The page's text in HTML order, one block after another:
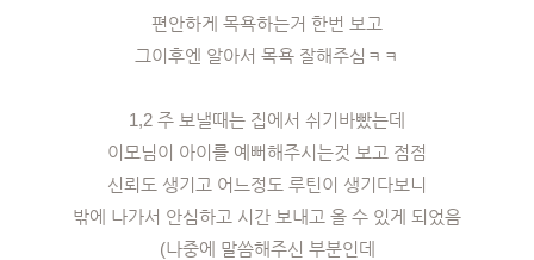
편안하게 목욕하는거 한번 보고
그이후엔 알아서 목욕 잘해주심ㅋㅋ
1,2 주 보낼때는 집에서 쉬기바빴는데
이모님이 아이를 예뻐해주시는것 보고 점점
신뢰도 생기고 어느정도 루틴이 생기다보니
밖에 나가서 안심하고 시간 보내고 올 수 있게 되었음
(나중에 말씀해주신 부분인데